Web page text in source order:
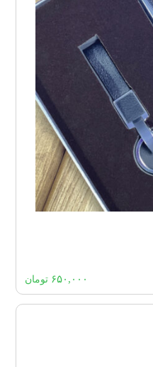
۶۵۰,۰۰۰ تومان